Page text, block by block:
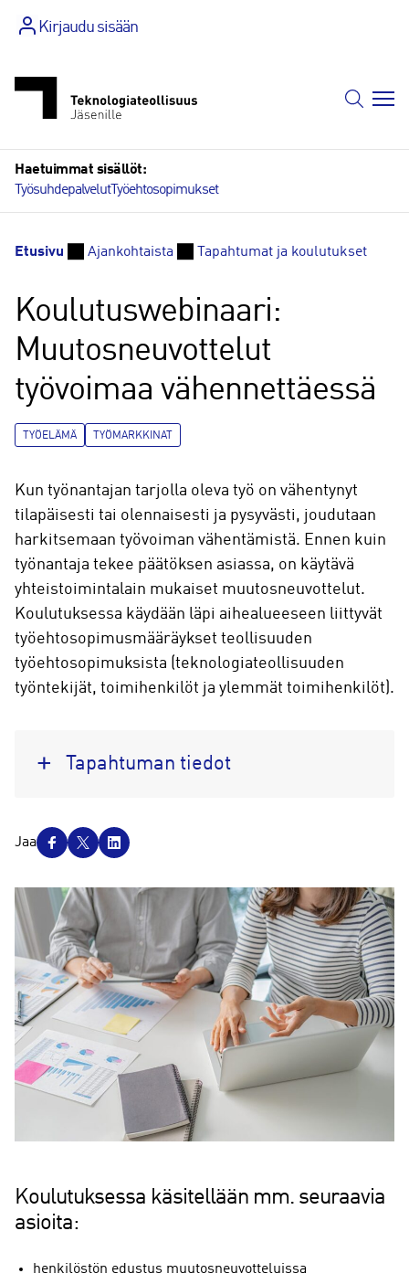
sisältöönKirjaudu sisään
Haetuimmat sisällöt:
TyösuhdepalvelutTyöehtosopimukset
Etusivu Ajankohtaista Tapahtumat ja koulutukset
Koulutuswebinaari:
Muutosneuvottelut
työvoimaa vähennettäessä
TYÖELÄMÄ TYÖMARKKINAT
Kun työnantajan tarjolla oleva työ on vähentynyt
tilapäisesti tai olennaisesti ja pysyvästi, joudutaan
harkitsemaan työvoiman vähentämistä. Ennen kuin
työnantaja tekee päätöksen asiassa, on käytävä
yhteistoimintalain mukaiset muutosneuvottelut.
Koulutuksessa käydään läpi aihealueeseen liittyvät
työehtosopimusmääräykset teollisuuden
työehtosopimuksista (teknologiateollisuuden
työntekijät, toimihenkilöt ja ylemmät toimihenkilöt).
Tapahtuman tiedot
J
Jaa
Koulutuksessa käsitellään mm. seuraavia
asioita:
henkilöstön edustus muutosneuvotteluissa